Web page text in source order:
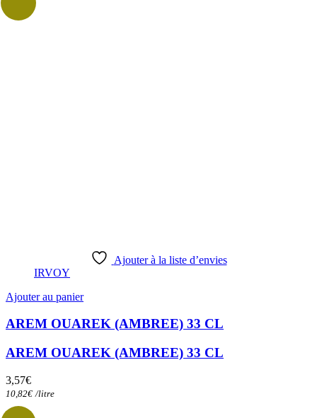
Ajouter à la liste d’envies
IRVOY
Ajouter au panier
AREM OUAREK (AMBREE) 33 CL
AREM OUAREK (AMBREE) 33 CL
3,57€
10,82€ /litre